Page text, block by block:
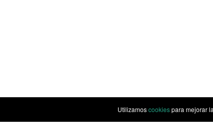
Utilizamoscookiespara mejorar